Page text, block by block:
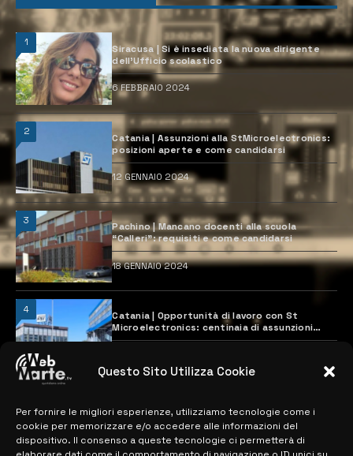
Questo Sito Utilizza Cookie
Per fornire le migliori esperienze, utilizziamo tecnologie come i
cookie per memorizzare e/o accedere alle informazioni del
dispositivo. Il consenso a queste tecnologie ci permetterà di
1
Siracusa | Si è insediata la nuova dirigente
dell’Ufficio scolastico
6 FEBBRAIO 2024
2
Catania | Assunzioni alla StMicroelectronics:
posizioni aperte e come candidarsi
12 GENNAIO 2024
3
Pachino | Mancano docenti alla scuola
“Calleri”: requisiti e come candidarsi
18 GENNAIO 2024
4
Catania | Opportunità di lavoro con St
Microelectronics: centinaia di assunzioni
previste
MAPPA DEL SITO